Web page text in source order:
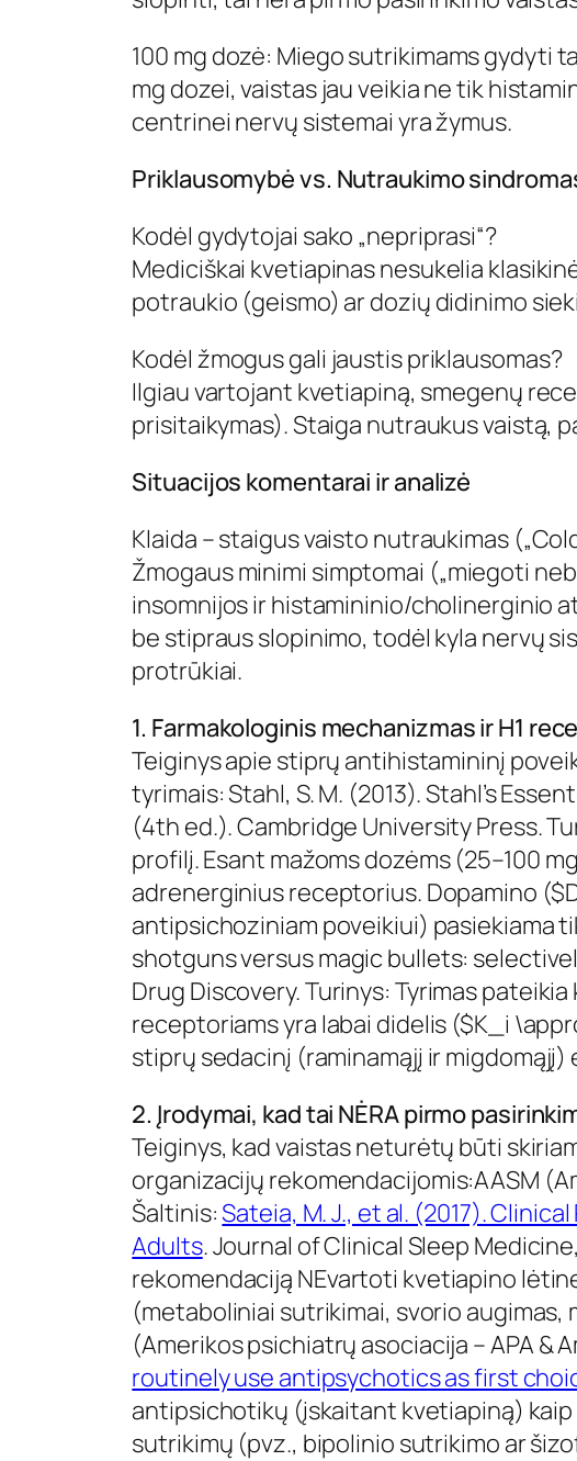
100 mg dozė: Miego sutrikimams gydyti
mg dozei, vaistas jau veikia ne tik
centrinei nervų sistemai yra žymus.
Priklausomybė vs. Nutraukimo
Kodėl gydytojai sako „nepriprasi“?
Mediciškai kvetiapinas nesukelia
potraukio (geismo) ar dozių didinimo
Kodėl žmogus gali jaustis priklausomas?
Ilgiau vartojant kvetiapiną, smegenų
prisitaikymas). Staiga nutraukus vaistą,
Situacijos komentarai ir analizė
Klaida – staigus vaisto nutraukimas
Žmogaus minimi simptomai („miegoti
insomnijos ir histamininio/cholinerginio
be stipraus slopinimo, todėl kyla nervų
protrūkiai.
1. Farmakologinis mechanizmas ir H1
Teiginys apie stiprų antihistamininį
tyrimais: Stahl, S. M. (2013). Stahl’s
(4th ed.). Cambridge University Press.
profilį. Esant mažoms dozėms (25–100
adrenerginius receptorius. Dopamino
antipsichoziniam poveikiui) pasiekiama
shotguns versus magic bullets:
Drug Discovery. Turinys: Tyrimas
receptoriams yra labai didelis ($K_i
stiprų sedacinį (raminamąjį ir migdomąjį)
2. Įrodymai, kad tai NĖRA pirmo
Teiginys, kad vaistas neturėtų būti
organizacijų rekomendacijomis:AASM
Šaltinis:Sateia, M. J., et al. (2017).
Adults. Journal of Clinical Sleep
rekomendaciją NEvartoti kvetiapino
(metaboliniai sutrikimai, svorio augimas,
(Amerikos psichiatrų asociacija – APA &
routinely use antipsychotics as first
antipsichotikų (įskaitant kvetiapiną)
sutrikimų (pvz., bipolinio sutrikimo ar